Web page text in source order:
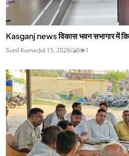
Kasganj news विकास भवन सभागार में
Sunil KumarJul 15, 2026 0 1